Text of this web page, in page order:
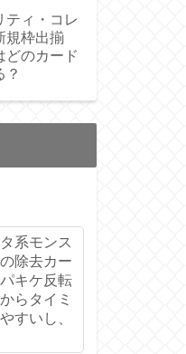
ティ・コレ
規枠出揃
どのカード
？
系モンス
除去カー
キケ反転
らタイミ
すいし、